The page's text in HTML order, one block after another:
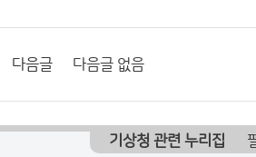
다음글 다음글 없음
기상청 관련 누리집